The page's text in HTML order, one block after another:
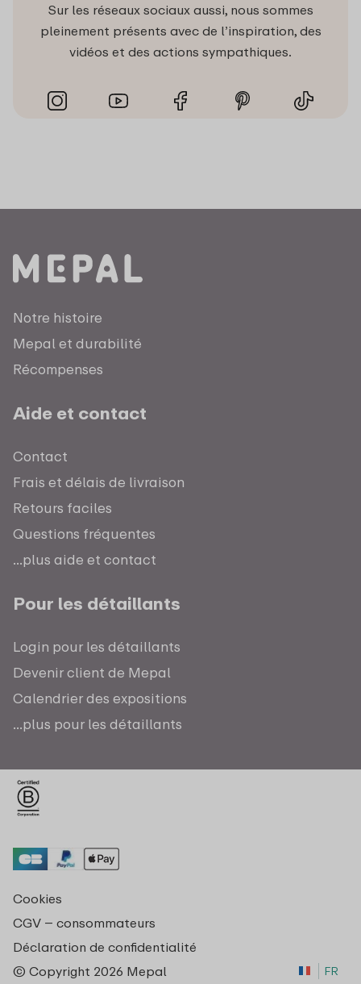
Sur les réseaux sociaux aussi, nous sommes
pleinement présents avec de l’inspiration, des
vidéos et des actions sympathiques.
Notre histoire
Mepal et durabilité
Récompenses
Aide et contact
Contact
Frais et délais de livraison
Retours faciles
Questions fréquentes
...plus aide et contact
Pour les détaillants
Login pour les détaillants
Devenir client de Mepal
Calendrier des expositions
...plus pour les détaillants
Cookies
CGV – consommateurs
Déclaration de confidentialité
© Copyright 2026 Mepal
FR